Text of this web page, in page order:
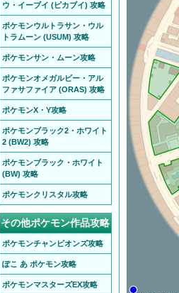
ウ・イーブイ (ピカブイ) 攻略
ポケモンウルトラサン・ウル
トラムーン (USUM) 攻略
ポケモンサン・ムーン攻略
ポケモンオメガルビー・アル
ファサファイア (ORAS) 攻略
ポケモンX・Y攻略
ポケモンブラック2・ホワイト
2 (BW2) 攻略
ポケモンブラック・ホワイト
(BW) 攻略
ポケモンクリスタル攻略
その他ポケモン作品攻略
ポケモンチャンピオンズ攻略
ぽこ あ ポケモン攻略
ポケモンマスターズEX攻略